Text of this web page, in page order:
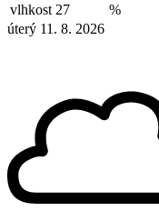
vlhkost 27
%
úterý 11. 8. 2026